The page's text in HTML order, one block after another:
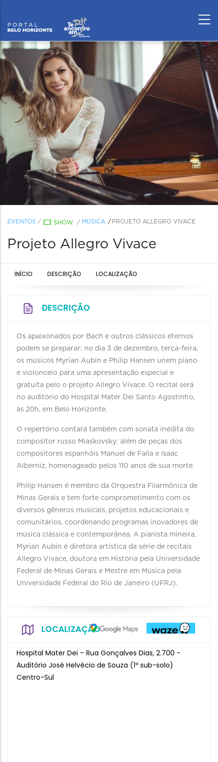
EVENTOS / SHOW / MÚSICA PROJETO ALLEGRO VIVACE
Projeto Allegro Vivace
INÍCIO DESCRIÇÃO LOCALIZAÇÃO
DESCRIÇÃO
Os apaixonados por Bach e outros clássicos eternos
podem se preparar: no dia 3 de dezembro, terça-feira,
os músicos Myrian Aubin e Philip Hansen unem piano
e violoncelo para uma apresentação especial e
gratuita pelo o projeto Allegro Vivace. O recital será
no auditório do Hospital Mater Dei Santo Agostinho,
às 20h, em Belo Horizonte.
O repertório contará também com sonata inédita do
compositor russo Miaskovsky; além de peças dos
compositores espanhóis Manuel de Falla e Isaac
Alberniz, homenageado pelos 110 anos de sua morte.
Philip Hansen é membro da Orquestra Filarmônica de
Minas Gerais e tem forte comprometimento com os
diversos gêneros musicais, projetos educacionais e
comunitários, coordenando programas inovadores de
música clássica e contemporânea. A pianista mineira,
Myrian Aubin é diretora artística da série de recitais
Allegro Vivace, doutora em História pela Universidade
Federal de Minas Gerais e Mestre em Música pela
Universidade Federal do Rio de Janeiro (UFRJ).
LOCALIZAÇÃO
Hospital Mater Dei – Rua Gonçalves Dias, 2.700 -
Auditório José Helvécio de Souza (1º sub-solo)
Centro-Sul